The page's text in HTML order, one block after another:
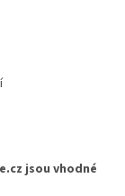
jsou vhodné